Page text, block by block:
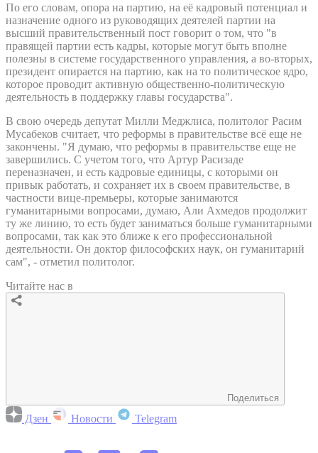
По его словам, опора на партию, на её кадровый потенциал и
назначение одного из руководящих деятелей партии на
высший правительственный пост говорит о том, что "в
правящей партии есть кадры, которые могут быть вполне
полезны в системе государственного управления, а во-вторых,
президент опирается на партию, как на то политическое ядро,
которое проводит активную общественно-политическую
деятельность в поддержку главы государства".
В свою очередь депутат Милли Меджлиса, политолог Расим
Мусабеков считает, что реформы в правительстве всё еще не
закончены. "Я думаю, что реформы в правительстве еще не
завершились. С учетом того, что Артур Расизаде
переназначен, и есть кадровые единицы, с которыми он
привык работать, и сохраняет их в своем правительстве, в
частности вице-премьеры, которые занимаются
гуманитарными вопросами, думаю, Али Ахмедов продолжит
ту же линию, то есть будет заниматься больше гуманитарными
вопросами, так как это ближе к его профессиональной
деятельности. Он доктор философских наук, он гуманитарий
сам", - отметил политолог.
Читайте нас в
Поделиться
Дзен Новости Telegram